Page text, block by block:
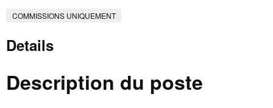
COMMISSIONS UNIQUEMENT
Details
Description du poste